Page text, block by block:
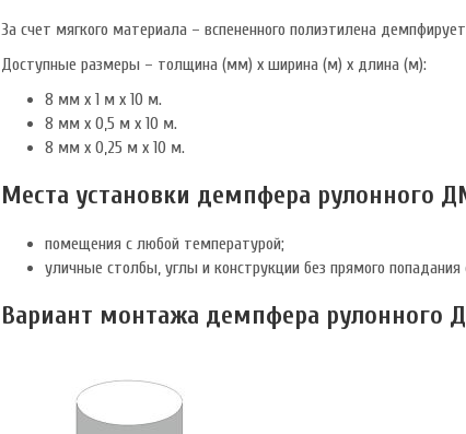
За счет мягкого материала – вспененного полиэтилена
Доступные размеры – толщина (мм) х ширина (м) х длина (м):
8 мм х 1 м х 10 м.
8 мм х 0,5 м х 10 м.
8 мм х 0,25 м х 10 м.
Места установки демпфера рулонного
помещения с любой температурой;
уличные столбы, углы и конструкции без прямого
Вариант монтажа демпфера рулонного